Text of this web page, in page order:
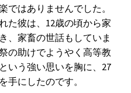
ではありませんでした。
た彼は、12歳の頃から家
、家畜の世話もしていま
の助けでようやく高等教
いう強い思いを胸に、27
手にしたのです。